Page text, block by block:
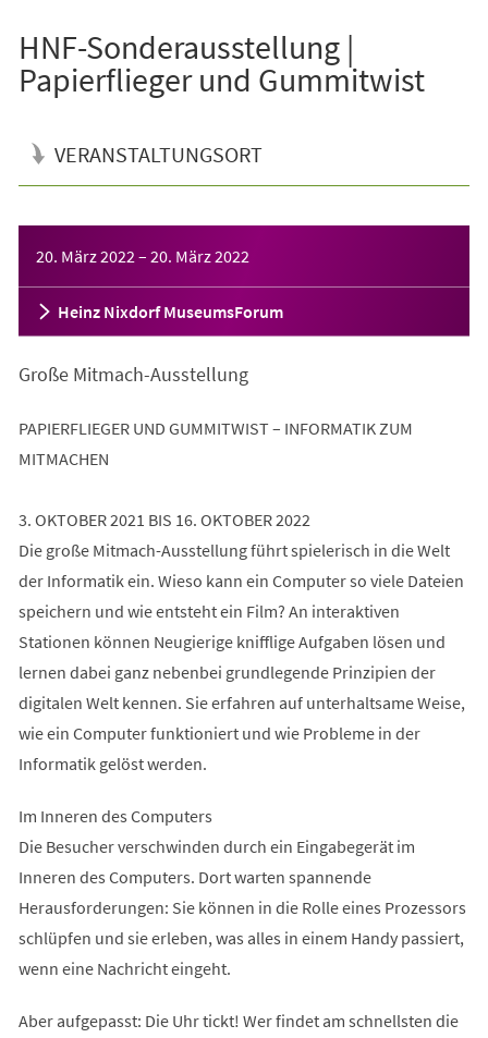
HNF-Sonderausstellung |
Papierflieger und Gummitwist
VERANSTALTUNGSORT
20. März 2022 – 20. März 2022
Heinz Nixdorf MuseumsForum
Große Mitmach-Ausstellung
PAPIERFLIEGER UND GUMMITWIST – INFORMATIK ZUM
MITMACHEN
3. OKTOBER 2021 BIS 16. OKTOBER 2022
Die große Mitmach-Ausstellung führt spielerisch in die Welt
der Informatik ein. Wieso kann ein Computer so viele Dateien
speichern und wie entsteht ein Film? An interaktiven
Stationen können Neugierige knifflige Aufgaben lösen und
lernen dabei ganz nebenbei grundlegende Prinzipien der
digitalen Welt kennen. Sie erfahren auf unterhaltsame Weise,
wie ein Computer funktioniert und wie Probleme in der
Informatik gelöst werden.
Im Inneren des Computers
Die Besucher verschwinden durch ein Eingabegerät im
Inneren des Computers. Dort warten spannende
Herausforderungen: Sie können in die Rolle eines Prozessors
schlüpfen und sie erleben, was alles in einem Handy passiert,
wenn eine Nachricht eingeht.
Aber aufgepasst: Die Uhr tickt! Wer findet am schnellsten die